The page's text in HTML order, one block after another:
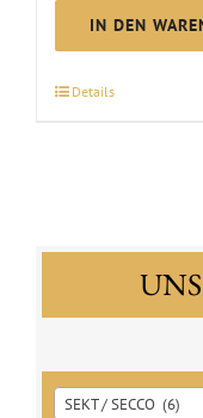
Secco
Silvaner
IN DEN
Details
SEKT / SECCO (6)